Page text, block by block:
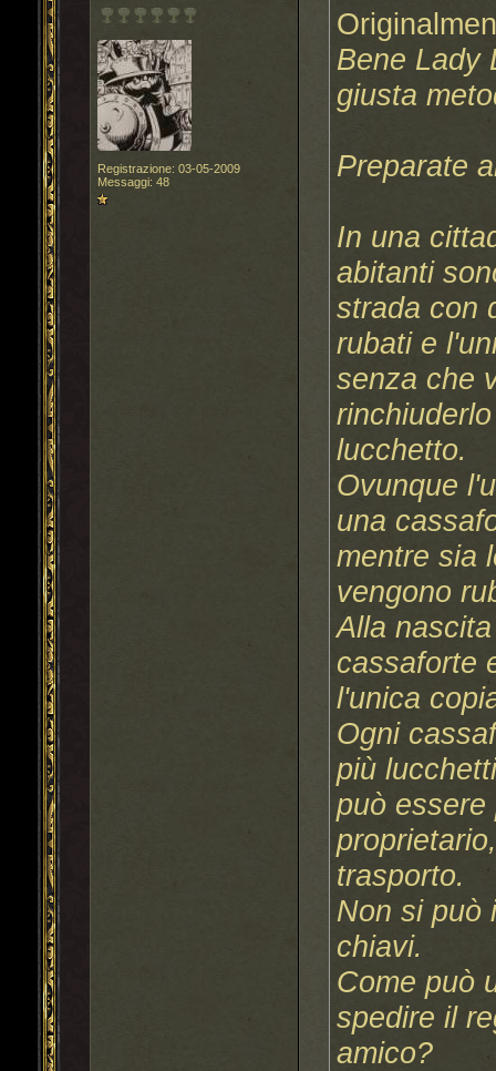
Registrazione: 03-05-2009
Messaggi: 48
Bene Lady
giusta
Preparate
In una
abitanti
strada con
rubati e
senza che
lucchetto.
Ovunque
una
mentre sia
vengono
Alla
cassaforte
l'unica
Ogni
più
può
trasporto.
Non si può
chiavi.
Come può
spedire il
amico?